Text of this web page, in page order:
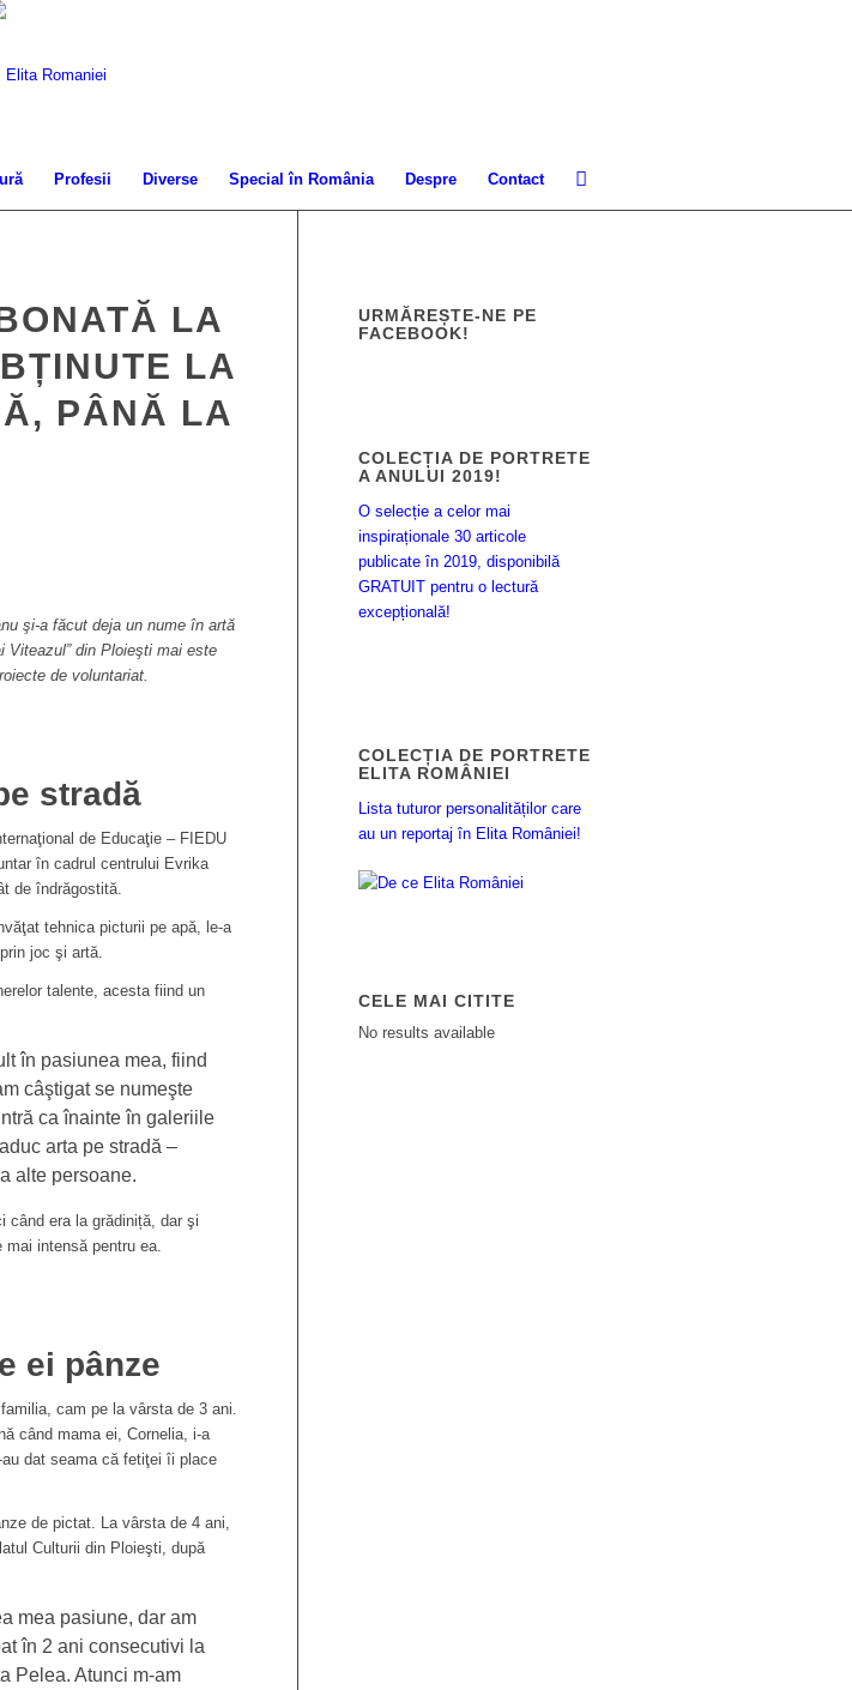
Profesii Diverse Special în România Despre Contact
LA
LA
PÂNĂ LA
şi-a făcut deja un nume în artă
Viteazul” din Ploieşti mai este
de voluntariat.
stradă
de Educaţie – FIEDU
în cadrul centrului Evrika
de îndrăgostită.
tehnica picturii pe apă, le-a
joc şi artă.
talente, acesta fiind un
în pasiunea mea, fiind
câştigat se numeşte
ca înainte în galeriile
arta pe stradă –
alte persoane.
când era la grădiniță, dar şi
intensă pentru ea.
ei pânze
cam pe la vârsta de 3 ani.
când mama ei, Cornelia, i-a
au dat seama că fetiţei îi place
de pictat. La vârsta de 4 ani,
Culturii din Ploieşti, după
mea pasiune, dar am
în 2 ani consecutivi la
Pelea. Atunci m-am
URMĂREȘTE-NE PE
FACEBOOK!
COLECȚIA DE PORTRETE
A ANULUI 2019!
O selecție a celor mai
inspiraționale 30 articole
publicate în 2019, disponibilă
GRATUIT pentru o lectură
excepțională!
COLECȚIA DE PORTRETE
ELITA ROMÂNIEI
Lista tuturor personalităților care
au un reportaj în Elita României!
CELE MAI CITITE
No results available